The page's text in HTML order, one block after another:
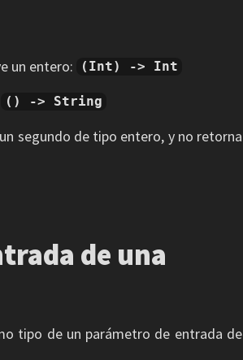
un entero: (Int) -> Int
() -> String
segundo de tipo entero, y no retorna
de una
tipo de un parámetro de entrada de